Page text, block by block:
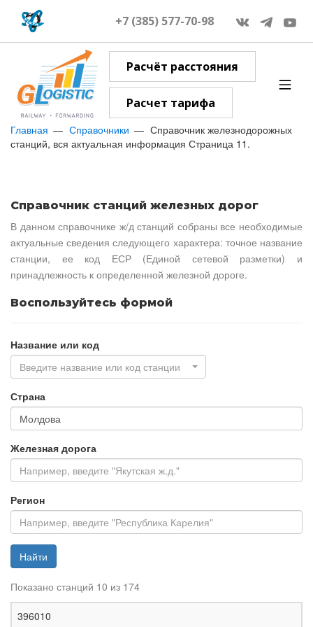
+7 (385) 577-70-98
Расчёт расстояния
Расчет тарифа
Главная Справочники
Справочник железнодорожных
станций, вся актуальная информация Страница 11.
Справочник станций железных дорог
В данном справочнике ж/д станций собраны все необходимые
актуальные сведения следующего характера: точное название
станции, ее код ЕСР (Единой сетевой разметки) и
принадлежность к определенной железной дороге.
Воспользуйтесь формой
Название или код
Введите название или код станции
Страна
Железная дорога
Регион
Найти
Показано станций 10 из 174
396010